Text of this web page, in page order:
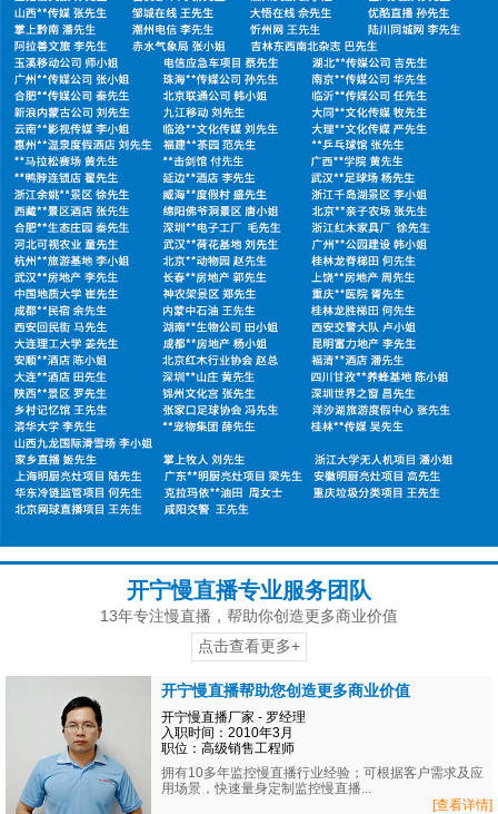
开宁慢直播专业服务团队
13年专注慢直播，帮助你创造更多商业价值
点击查看更多+
开宁慢直播帮助您创造更多商业价值
开宁慢直播厂家 - 罗经理
入职时间：2010年3月
职位：高级销售工程师
拥有10多年监控慢直播行业经验；可根据客户需求及应
用场景，快速量身定制监控慢直播...
[查看详情]